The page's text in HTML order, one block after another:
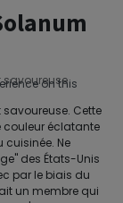
savoureuse
Cette
couleur éclatante
cuisinée. Ne
des États-Unis
par le biais du
un membre qui
on this